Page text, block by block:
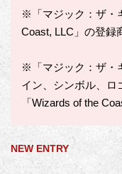
※「マジック：ザ・
Coast, LLC」の登録
※「マジック：ザ・
イン、シンボル、ロ
「Wizards of the
NEW ENTRY